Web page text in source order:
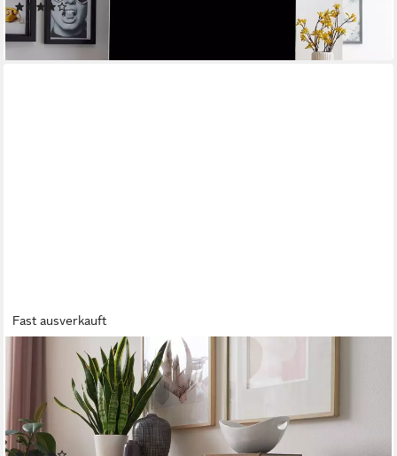
(9)
179,95 €
lieferbar - in 2-3 Werktagen bei dir
Fast ausverkauft
Sideboard FB60956 Massivholz 140cm 2 Türen 3 Schublade
Kommode Wiener Geflecht (140x75x40 cm Mango Massivholz /
Rattan Anrichte), Kommode 3 Schubladen, Hoher
Kommodenschrank